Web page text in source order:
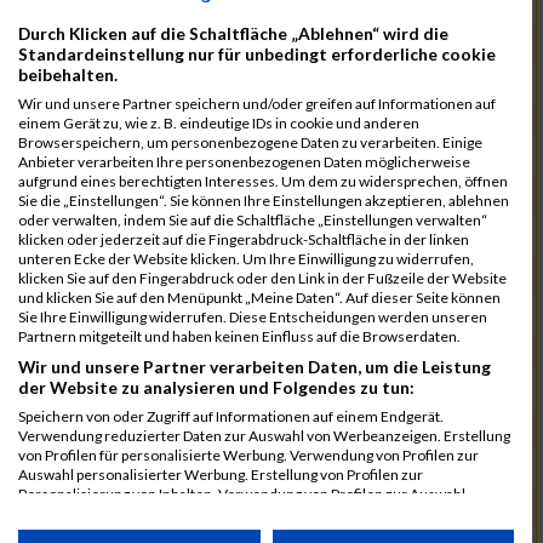
1069
Wilhelmsen
00:43:45.9
1020
Krummacker
1025
Last
00:43:53.7
953
Wrage
00:43:54.9
924
Lange
00:43:55.4
1070
Witt
00:43:55.7
973
Brüsse
00:44:00.7
890
Damman
00:44:02.9
1108
Gorniak
00:44:12.9
938
Schönewolf
00:44:46.4
1165
Witthöft
00:44:53.2
Durch Klicken auf die Schaltfläche „Ablehnen“ wird die
Standardeinstellung nur für unbedingt erforderliche cookie
beibehalten.
Wir und unsere Partner speichern und/oder greifen auf Informationen auf
einem Gerät zu, wie z. B. eindeutige IDs in cookie und anderen
Browserspeichern, um personenbezogene Daten zu verarbeiten. Einige
Anbieter verarbeiten Ihre personenbezogenen Daten möglicherweise
aufgrund eines berechtigten Interesses. Um dem zu widersprechen, öffnen
Sie die „Einstellungen“. Sie können Ihre Einstellungen akzeptieren, ablehnen
oder verwalten, indem Sie auf die Schaltfläche „Einstellungen verwalten“
klicken oder jederzeit auf die Fingerabdruck-Schaltfläche in der linken
unteren Ecke der Website klicken. Um Ihre Einwilligung zu widerrufen,
klicken Sie auf den Fingerabdruck oder den Link in der Fußzeile der Website
und klicken Sie auf den Menüpunkt „Meine Daten“. Auf dieser Seite können
Sie Ihre Einwilligung widerrufen. Diese Entscheidungen werden unseren
Partnern mitgeteilt und haben keinen Einfluss auf die Browserdaten.
Wir und unsere Partner verarbeiten Daten, um die Leistung
der Website zu analysieren und Folgendes zu tun:
Speichern von oder Zugriff auf Informationen auf einem Endgerät.
Verwendung reduzierter Daten zur Auswahl von Werbeanzeigen. Erstellung
von Profilen für personalisierte Werbung. Verwendung von Profilen zur
Auswahl personalisierter Werbung. Erstellung von Profilen zur
Personalisierung von Inhalten. Verwendung von Profilen zur Auswahl
Performance von Inhalten. Analyse von Zielgruppen durch Statistiken oder